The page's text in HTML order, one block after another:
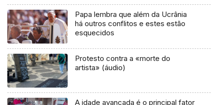
Papa lembra que além da Ucrânia
há outros conflitos e estes estão
esquecidos
Protesto contra a «morte do
artista» (áudio)
A idade avançada é o principal fator